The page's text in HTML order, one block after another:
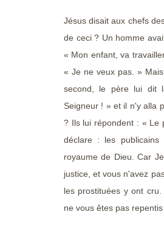
Jésus disait aux chefs
de ceci ? Un homme
« Mon enfant, va
« Je ne veux pas. »
second, le père lui dit
Seigneur ! » et il n'y alla
? Ils lui répondent : « Le
déclare : les
royaume de Dieu. Car
justice, et vous n'avez
les prostituées y ont
ne vous êtes pas